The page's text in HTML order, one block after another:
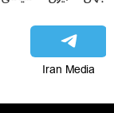
Iran Media